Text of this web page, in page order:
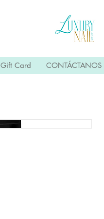
Gift Card CONTÁCTANOS